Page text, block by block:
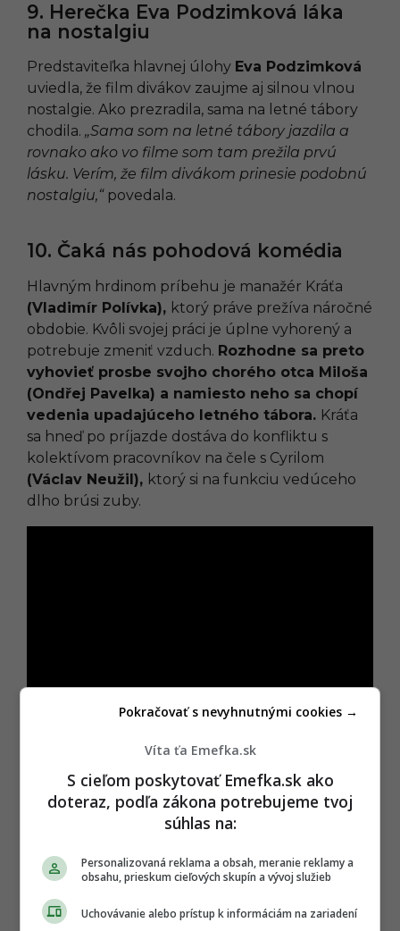
9. Herečka Eva Podzimková láka
na nostalgiu
Predstaviteľka hlavnej úlohy Eva Podzimková
uviedla, že film divákov zaujme aj silnou vlnou
nostalgie. Ako prezradila, sama na letné tábory
chodila. „Sama som na letné tábory jazdila a
rovnako ako vo filme som tam prežila prvú
lásku. Verím, že film divákom prinesie podobnú
nostalgiu,“ povedala.
10. Čaká nás pohodová komédia
Hlavným hrdinom príbehu je manažér Kráťa
(Vladimír Polívka), ktorý práve prežíva náročné
obdobie. Kvôli svojej práci je úplne vyhorený a
potrebuje zmeniť vzduch. Rozhodne sa preto
vyhovieť prosbe svojho chorého otca Miloša
(Ondřej Pavelka) a namiesto neho sa chopí
vedenia upadajúceho letného tábora. Kráťa
sa hneď po príjazde dostáva do konfliktu s
kolektívom pracovníkov na čele s Cyrilom
(Václav Neužil), ktorý si na funkciu vedúceho
dlho brúsi zuby.
kontrola, v ktorej je Anežka (Eva Podzimková),
Kráťová dávna láska z detského tábora. Tá dnes
žije s jeho rivalom, podnikateľom Karlom
(Stanislav Majer).
stretnú, v Kráťovi sa opäť prebudia silné city.
A uvedomí si, že práve toto leto mu ponúkne
možnosť začať odznova.
Víta ťa Emefka.sk
S cieľom poskytovať Emefka.sk ako
doteraz, podľa zákona potrebujeme tvoj
súhlas na:
Personalizovaná reklama a obsah, meranie reklamy a
obsahu, prieskum cieľových skupín a vývoj služieb
Uchovávanie alebo prístup k informáciám na zariadení
Pokračovať s nevyhnutnými cookies →